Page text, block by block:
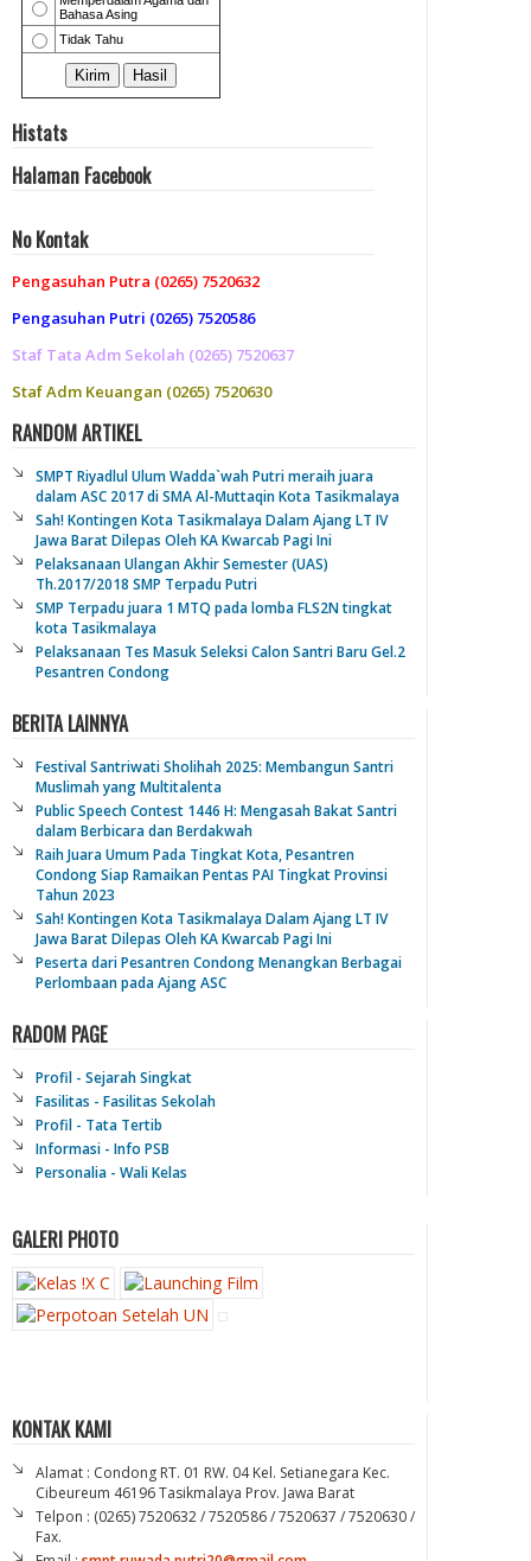
Histats
Halaman Facebook
No Kontak
Pengasuhan Putra (0265) 7520632
Pengasuhan Putri (0265) 7520586
Staf Tata Adm Sekolah (0265) 7520637
Staf Adm Keuangan (0265) 7520630
RANDOM ARTIKEL
SMPT Riyadlul Ulum Wadda`wah Putri meraih juara
dalam ASC 2017 di SMA Al-Muttaqin Kota Tasikmalaya
Sah! Kontingen Kota Tasikmalaya Dalam Ajang LT IV
Jawa Barat Dilepas Oleh KA Kwarcab Pagi Ini
Pelaksanaan Ulangan Akhir Semester (UAS)
Th.2017/2018 SMP Terpadu Putri
SMP Terpadu juara 1 MTQ pada lomba FLS2N tingkat
kota Tasikmalaya
Pelaksanaan Tes Masuk Seleksi Calon Santri Baru Gel.2
Pesantren Condong
BERITA LAINNYA
Festival Santriwati Sholihah 2025: Membangun Santri
Muslimah yang Multitalenta
Public Speech Contest 1446 H: Mengasah Bakat Santri
dalam Berbicara dan Berdakwah
Raih Juara Umum Pada Tingkat Kota, Pesantren
Condong Siap Ramaikan Pentas PAI Tingkat Provinsi
Tahun 2023
Sah! Kontingen Kota Tasikmalaya Dalam Ajang LT IV
Jawa Barat Dilepas Oleh KA Kwarcab Pagi Ini
Peserta dari Pesantren Condong Menangkan Berbagai
Perlombaan pada Ajang ASC
RADOM PAGE
Profil - Sejarah Singkat
Fasilitas - Fasilitas Sekolah
Profil - Tata Tertib
Informasi - Info PSB
Personalia - Wali Kelas
GALERI PHOTO
KONTAK KAMI
Alamat : Condong RT. 01 RW. 04 Kel. Setianegara Kec.
Cibeureum 46196 Tasikmalaya Prov. Jawa Barat
Telpon : (0265) 7520632 / 7520586 / 7520637 / 7520630 /
Fax.